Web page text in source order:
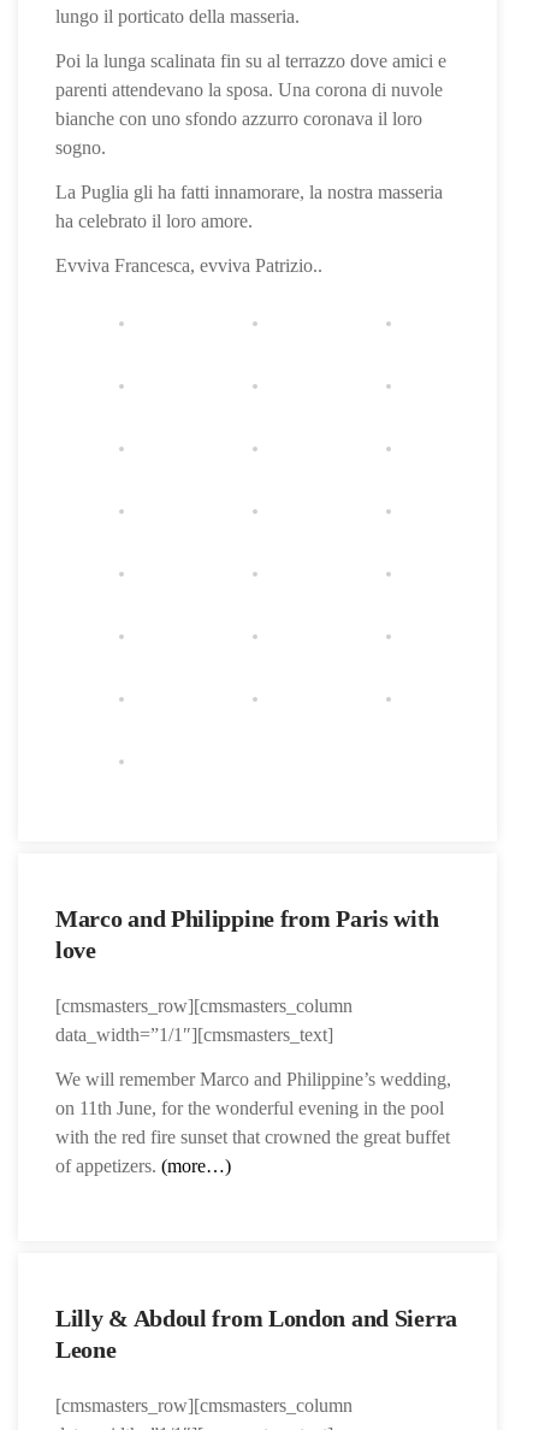
lungo il porticato della masseria.
Poi la lunga scalinata fin su al terrazzo dove amici e
parenti attendevano la sposa. Una corona di nuvole
bianche con uno sfondo azzurro coronava il loro
sogno.
La Puglia gli ha fatti innamorare, la nostra masseria
ha celebrato il loro amore.
Evviva Francesca, evviva Patrizio..
Marco and Philippine from Paris with
love
[cmsmasters_row][cmsmasters_column
data_width=”1/1″][cmsmasters_text]
We will remember Marco and Philippine’s wedding,
on 11th June, for the wonderful evening in the pool
with the red fire sunset that crowned the great buffet
of appetizers. (more…)
Lilly & Abdoul from London and Sierra
Leone
[cmsmasters_row][cmsmasters_column